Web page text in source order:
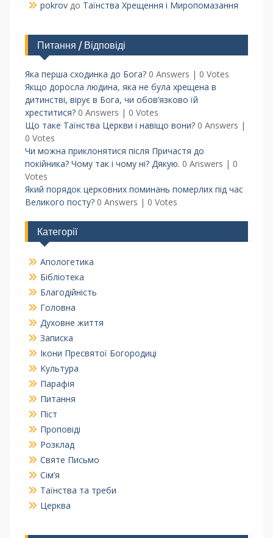
pokrovдо Таїнства Хрещення і Миропомазання
Питання / Відповіді
Яка перша сходинка до Бога? 0 Answers | 0 Votes
Якщо доросла людина, яка не була хрещена в
дитинстві, вірує в Бога, чи обов’язково їй
хреститися? 0 Answers | 0 Votes
Що таке Таїнства Церкви і навіщо вони? 0 Answers |
0 Votes
Чи можна приклонятися після Причастя до
покійника? Чому так і чому ні? Дякую. 0 Answers | 0
Votes
Який порядок церковних поминань померлих під час
Великого посту? 0 Answers | 0 Votes
Категорії
Апологетика
Бібліотека
Благодійність
Головна
Духовне життя
Записка
Ікони Пресвятої Богородиці
Культура
Парафія
Питання
Піст
Проповіді
Розклад
Святе Письмо
Сім’я
Таїнства та треби
Церква